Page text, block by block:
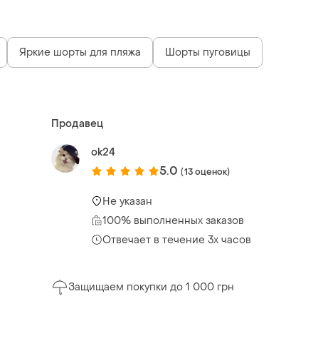
Яркие шорты для пляжа Шорты пуговицы
Продавец
ok24
5.0 (13 оценок)
Не указан
100% выполненных заказов
Отвечает в течение 3х часов
Защищаем покупки до 1 000 грн